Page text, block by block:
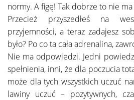
normy. A figę! Tak dobrze to nie
Przecież przyszedłeś na
przyjemności, a teraz zadajesz
było? Po co ta cała adrenalina,
Nie ma odpowiedzi. Jedni
spełnienia, inni, że dla poczucia
może dla tych wszystkich uczuć
lawiny uczuć – pozytywnych,